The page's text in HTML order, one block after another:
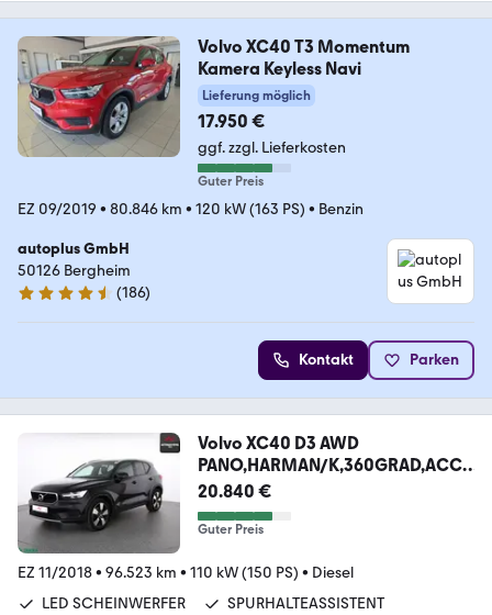
Volvo XC40 T3 Momentum
Kamera Keyless Navi
Lieferung möglich
17.950 €
ggf. zzgl. Lieferkosten
Guter Preis
EZ 09/2019 • 80.846 km • 120 kW (163 PS) • Benzin
autoplus GmbH
50126 Bergheim
4.7 Sterne
(186)
Kontakt Parken
Volvo XC40 D3 AWD
PANO,HARMAN/K,360GRAD,ACC,1
.HD,SH
20.840 €
Guter Preis
EZ 11/2018• 96.523 km • 110 kW (150 PS) • Diesel
LED SCHEINWERFER
SPURHALTEASSISTENT